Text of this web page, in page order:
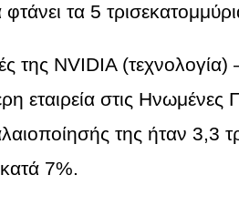
τα 5
της NVIDIA
εταιρεία στις Ηνωμένες
της ήταν 3,3
7%.